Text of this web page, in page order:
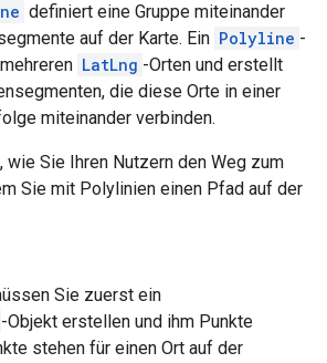
definiert eine Gruppe miteinander
auf der Karte. Ein Polyline -
LatLng -Orten und erstellt
die diese Orte in einer
miteinander verbinden.
Sie Ihren Nutzern den Weg zum
Sie mit Polylinien einen Pfad auf der
Sie zuerst ein
-Objekt erstellen und ihm Punkte
stehen für einen Ort auf der